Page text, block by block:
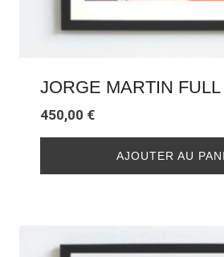
JORGE MARTIN FULL
450,00 €
AJOUTER AU